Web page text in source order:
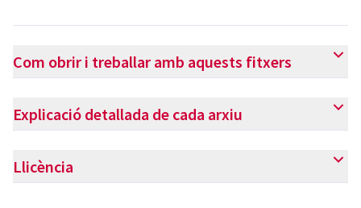
Com obrir i treballar amb aquests fitxers
Explicació detallada de cada arxiu
Llicència